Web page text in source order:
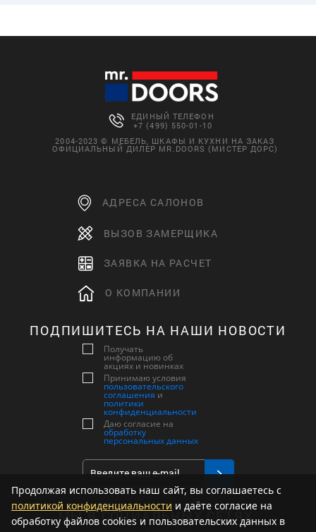
ЕДИНЫЙ ТЕЛЕФОН
+7 (499) 550-01-10
2004-2023 © МЕБЕЛЬ, ШКАФЫ И КУХНИ НА ЗАКАЗ
ОФИЦИАЛЬНЫЙ ДИЛЕР MR.DOORS (МИСТЕР ДОРС)
АДРЕСА САЛОНОВ
ВЫЗОВ ЗАМЕРЩИКА
ЗАЯВКА НА РАСЧЕТ
О КОМПАНИИ
ПОДПИШИТЕСЬ НА НАШИ НОВОСТИ
Получать
информацию об
акциях и новинках
Принимаю условия
пользовательского
соглашения и
политики
конфиденциальности
Даю согласие на
обработку
персональных данных
МЫ В СОЦИАЛЬНЫХ СЕТЯХ:
Продолжая использовать наш сайт, вы соглашаетесь с
политикой конфиденциальности и даёте согласие на
обработку файлов cookies и пользовательских данных в